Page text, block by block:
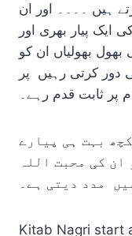
ہیں ۔۔۔۔ اور ان
ایک پیار بھری اور
بھولیاں ان کو
دور کرتی رہیں پر
پر ثابت قدم رہے۔
بہت ہی پیارے
ان کی محبت اللہ
مدد دیتی ہے۔
Kitab Nagri start